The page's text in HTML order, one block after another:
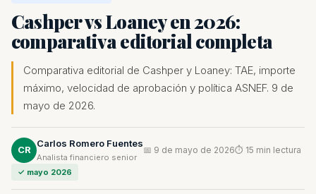
Cashper vs Loaney en 2026:
comparativa editorial completa
Comparativa editorial de Cashper y Loaney: TAE, importe
máximo, velocidad de aprobación y política ASNEF. 9 de
mayo de 2026.
CR
Carlos Romero Fuentes
Analista financiero senior
📅 9 de mayo de 2026⏱ 15 min lectura
✓ mayo 2026